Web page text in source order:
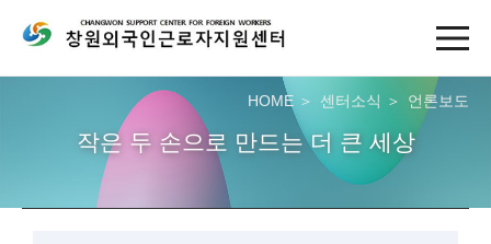
HOME 센터소식 언론보도
작은 두 손으로 만드는 더 큰 세상